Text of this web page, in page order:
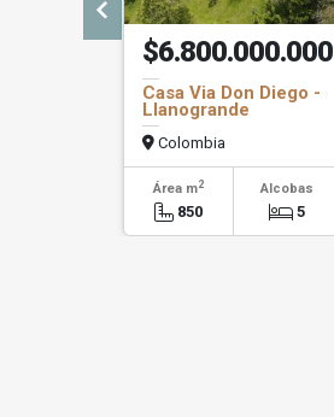
$6.800.000.000
Casa Via Don Diego -
Llanogrande
Colombia
Área m2
850
Alcobas
5